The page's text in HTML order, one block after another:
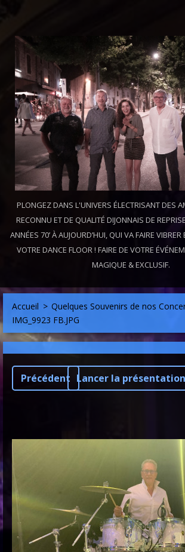
PLONGEZ DANS L'UNIVERS ÉLECTRISANT DES
RECONNU ET DE QUALITÉ DIJONNAIS DE
ANNÉES 70’ À AUJOURD’HUI, QUI VA FAIRE VIBRER
VOTRE DANCE FLOOR ! FAIRE DE VOTRE
MAGIQUE & EXCLUSIF.
Accueil > Quelques Souvenirs de nos
IMG_9923 FB.JPG
Précédent Lancer la présentation